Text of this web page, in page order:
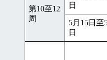
第10至12
周
日
5月 15日至
日